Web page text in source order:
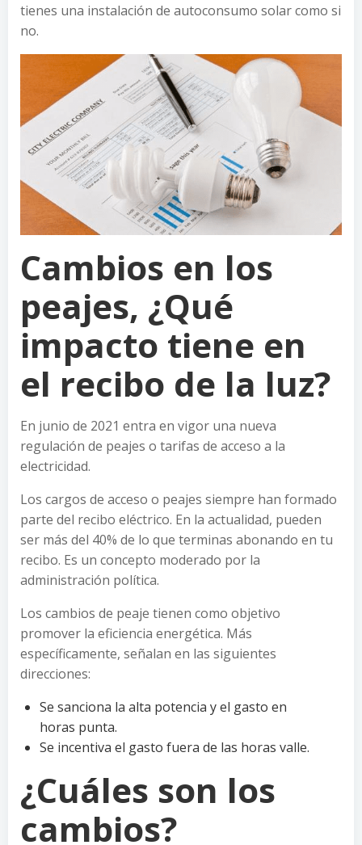
tienes una instalación de autoconsumo solar como si
no.
Cambios en los
peajes, ¿Qué
impacto tiene en
el recibo de la luz?
En junio de 2021 entra en vigor una nueva
regulación de peajes o tarifas de acceso a la
electricidad.
Los cargos de acceso o peajes siempre han formado
parte del recibo eléctrico. En la actualidad, pueden
ser más del 40% de lo que terminas abonando en tu
recibo. Es un concepto moderado por la
administración política.
Los cambios de peaje tienen como objetivo
promover la eficiencia energética. Más
específicamente, señalan en las siguientes
direcciones:
Se sanciona la alta potencia y el gasto en
horas punta.
Se incentiva el gasto fuera de las horas valle.
¿Cuáles son los
cambios?